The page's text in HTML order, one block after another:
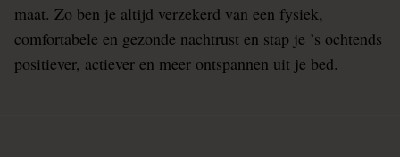
maat. Zo ben je altijd verzekerd van een fysiek,
comfortabele en gezonde nachtrust en stap je ’s ochtends
positiever, actiever en meer ontspannen uit je bed.